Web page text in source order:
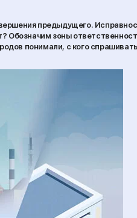
предыдущего.
Обозначим зоны
понимали, с кого